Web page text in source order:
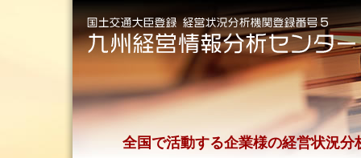
全国で活動する企業様の経営状況